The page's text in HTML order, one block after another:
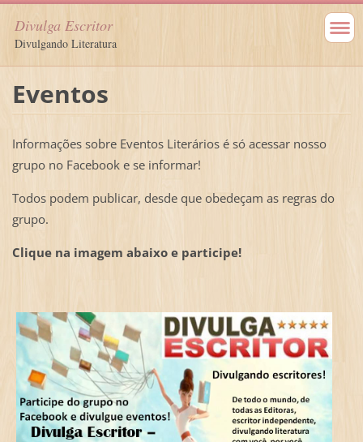
Divulga Escritor
Divulgando Literatura
Eventos
Informações sobre Eventos Literários é só acessar nosso
grupo no Facebook e se informar!
Todos podem publicar, desde que obedeçam as regras do
grupo.
Clique na imagem abaixo e participe!